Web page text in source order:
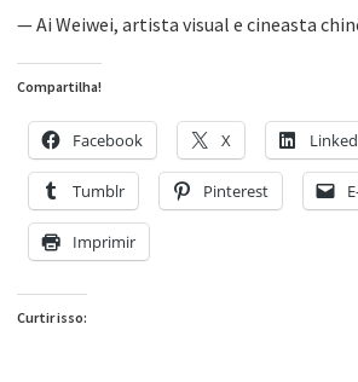
— Ai Weiwei, artista visual e cineasta
Compartilha!
Facebook X
Tumblr Pinterest
Imprimir
Curtir isso: